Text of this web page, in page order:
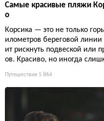
Самые красивые пляжи
о
Корсика — это не только
илометров береговой
ит рискнуть подвеской или
ов. Красиво, но иногда
Путешествия 5 864